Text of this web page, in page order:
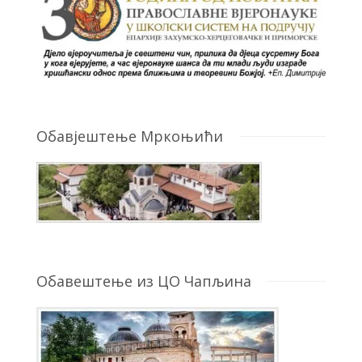
Обавјештење Мркоњићи
Обавештење из ЦО Чапљина